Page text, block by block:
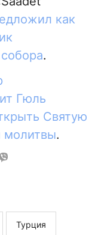
как
.
Гюль
Святую
молитвы.
Турция